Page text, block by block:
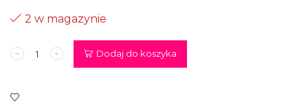
2 w magazynie
ilość
Wibrator
LOVE
Dodaj do koszyka